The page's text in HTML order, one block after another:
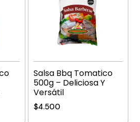
Salsa Bbq Tomatico
500g – Deliciosa Y
Versátil
$4.500